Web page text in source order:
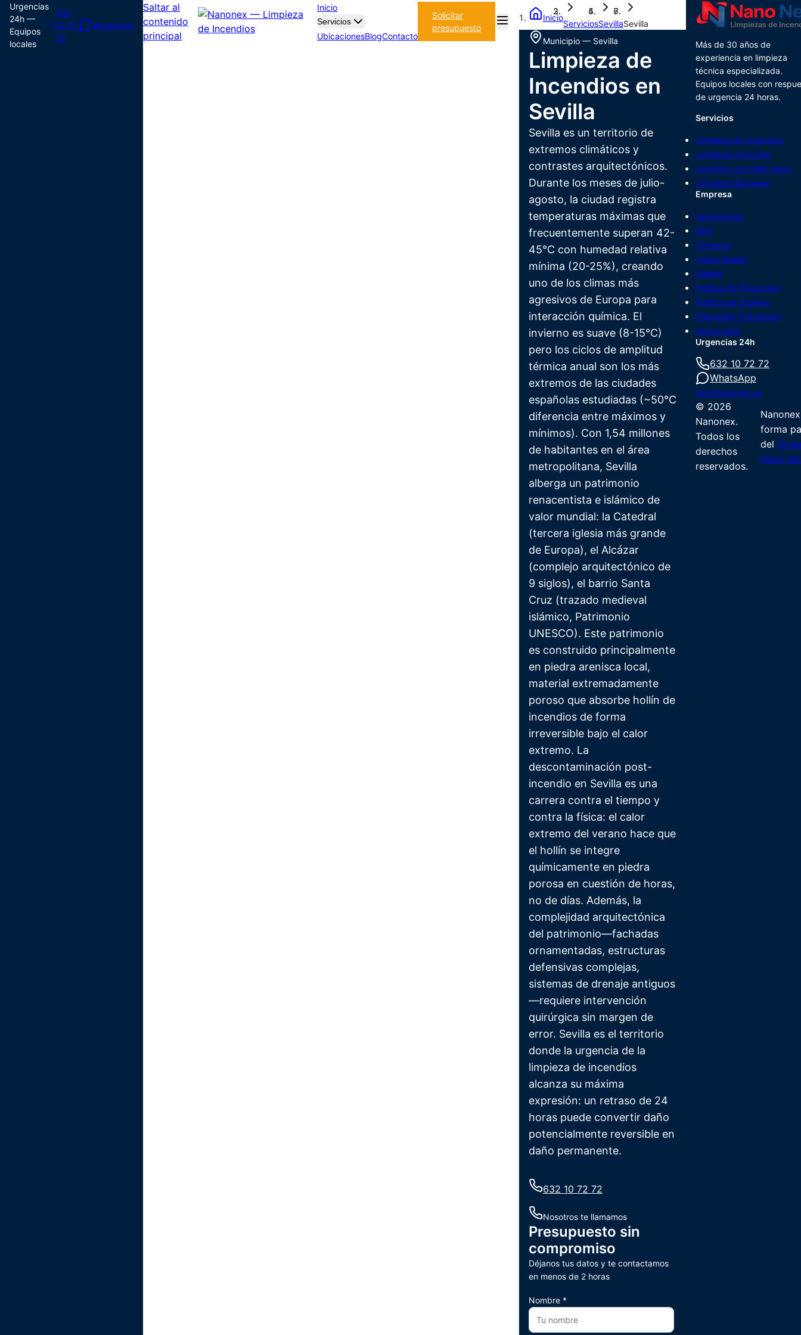
Urgencias
24h —
Equipos
locales
632
10 72
72
WhatsApp
Saltar al
contenido
principal
Inicio
Servicios
UbicacionesBlogContacto
Solicitar
presupuesto
Inicio
ServiciosSevillaSevilla
Municipio — Sevilla
Limpieza de
Incendios en
Sevilla
Sevilla es un territorio de
extremos climáticos y
contrastes arquitectónicos.
Durante los meses de julio-
agosto, la ciudad registra
temperaturas máximas que
frecuentemente superan 42-
45°C con humedad relativa
mínima (20-25%), creando
uno de los climas más
agresivos de Europa para
interacción química. El
invierno es suave (8-15°C)
pero los ciclos de amplitud
térmica anual son los más
extremos de las ciudades
españolas estudiadas (~50°C
diferencia entre máximos y
mínimos). Con 1,54 millones
de habitantes en el área
metropolitana, Sevilla
alberga un patrimonio
renacentista e islámico de
valor mundial: la Catedral
(tercera iglesia más grande
de Europa), el Alcázar
(complejo arquitectónico de
9 siglos), el barrio Santa
Cruz (trazado medieval
islámico, Patrimonio
UNESCO). Este patrimonio
es construido principalmente
en piedra arenisca local,
material extremadamente
poroso que absorbe hollín de
incendios de forma
irreversible bajo el calor
extremo. La
descontaminación post-
incendio en Sevilla es una
carrera contra el tiempo y
contra la física: el calor
extremo del verano hace que
el hollín se integre
químicamente en piedra
porosa en cuestión de horas,
no de días. Además, la
complejidad arquitectónica
del patrimonio—fachadas
ornamentadas, estructuras
defensivas complejas,
sistemas de drenaje antiguos
—requiere intervención
quirúrgica sin margen de
error. Sevilla es el territorio
donde la urgencia de la
limpieza de incendios
alcanza su máxima
expresión: un retraso de 24
horas puede convertir daño
potencialmente reversible en
daño permanente.
632 10 72 72
Nosotros te llamamos
Presupuesto sin
compromiso
Déjanos tus datos y te contactamos
en menos de 2 horas
Nombre *
Más de 30 años de
experiencia en limpieza
técnica especializada.
Equipos locales con
de urgencia 24 horas.
Servicios
Limpieza de Incendios
Limpieza con Láser
Limpieza con Hielo Seco
Limpieza Diógenes
Empresa
Ubicaciones
Blog
Contacto
Casos Reales
Galería
Política de Privacidad
Política de Cookies
Preguntas Frecuentes
Aviso Legal
Urgencias 24h
632 10 72 72
WhatsApp
info@nanonex.es
© 2026
Nanonex.
Todos los
derechos
reservados.
Nanonex
forma
del
Nano